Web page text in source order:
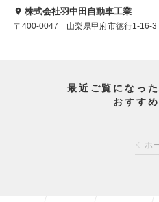
株式会社羽中田自動車工業
〒400-0047 山梨県甲府市徳行1-16-3
最近ご覧になっ
おすす
ホ